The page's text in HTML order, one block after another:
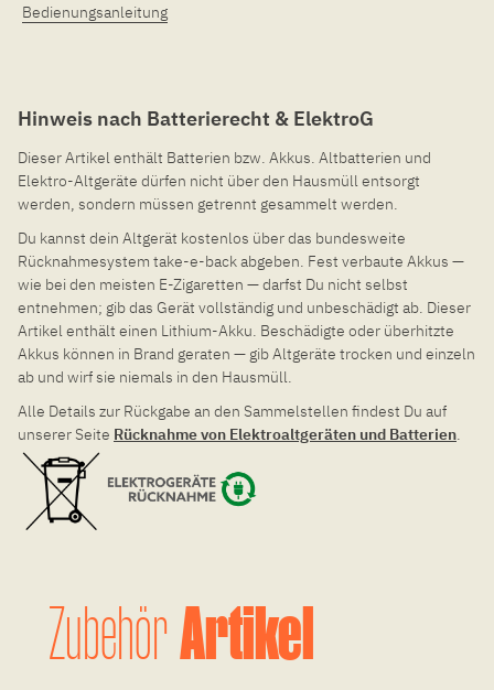
Bedienungsanleitung
Hinweis nach Batterierecht & ElektroG
Dieser Artikel enthält Batterien bzw. Akkus. Altbatterien und
Elektro-Altgeräte dürfen nicht über den Hausmüll entsorgt
werden, sondern müssen getrennt gesammelt werden.
Du kannst dein Altgerät kostenlos über das bundesweite
Rücknahmesystem take-e-back abgeben. Fest verbaute Akkus —
wie bei den meisten E-Zigaretten — darfst Du nicht selbst
entnehmen; gib das Gerät vollständig und unbeschädigt ab. Dieser
Artikel enthält einen Lithium-Akku. Beschädigte oder überhitzte
Akkus können in Brand geraten — gib Altgeräte trocken und einzeln
ab und wirf sie niemals in den Hausmüll.
Alle Details zur Rückgabe an den Sammelstellen findest Du auf
unserer Seite Rücknahme von Elektroaltgeräten und Batterien.
ZubehörArtikel